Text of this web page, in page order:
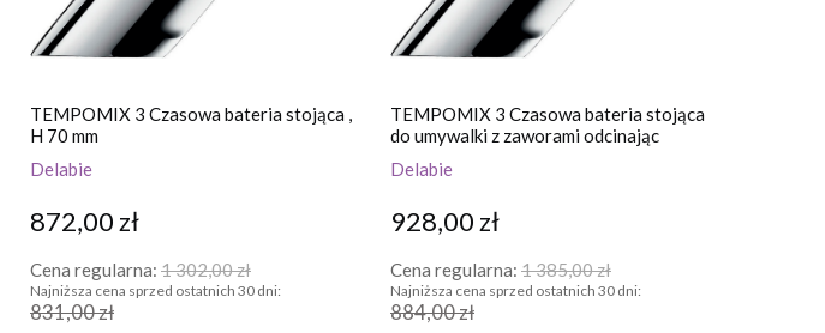
TEMPOMIX 3 Czasowa bateria stojąca ,
H 70 mm
Delabie
872,00 zł
Cena regularna: 1 302,00 zł
Najniższa cena sprzed ostatnich 30 dni:
831,00 zł
TEMPOMIX 3 Czasowa bateria stojąca
do umywalki z zaworami odcinając
Delabie
928,00 zł
Cena regularna: 1 385,00 zł
Najniższa cena sprzed ostatnich 30 dni:
884,00 zł